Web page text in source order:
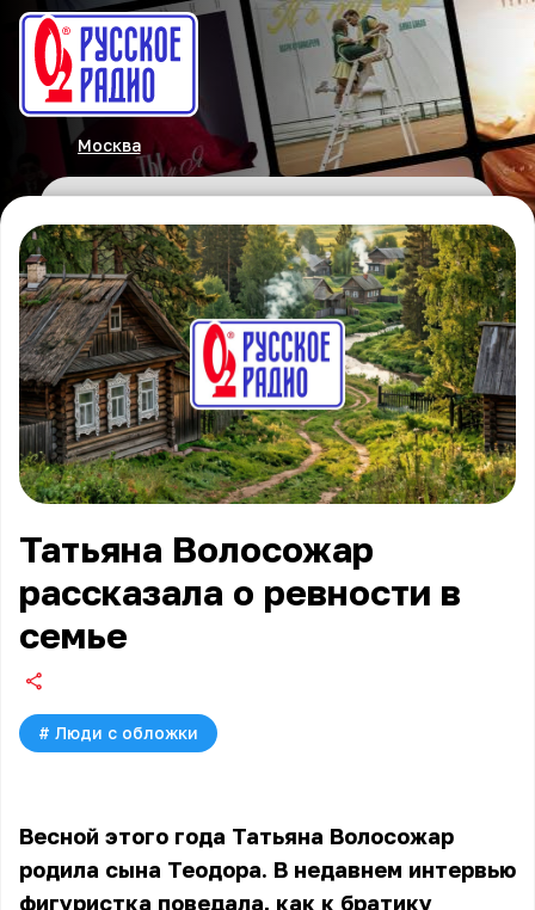
Москва
Татьяна Волосожар
рассказала о ревности в
семье
# Люди с обложки
Весной этого года Татьяна Волосожар
родила сына Теодора. В недавнем интервью
фигуристка поведала, как к братику